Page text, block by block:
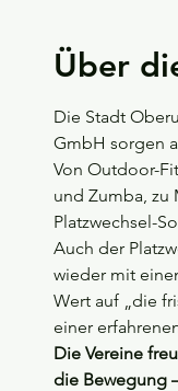
Über
Die Stadt
GmbH sorgen
Von Outdoor-
und Zumba, zu
Platzwechsel-
Auch der
wieder mit
Wert auf „die
einer
Die Vereine
die Bewegung